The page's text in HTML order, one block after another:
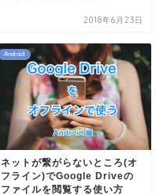
2018年6月23日
Android
ネットが繋がらないところ(オ
フライン)でGoogle Driveの
ファイルを閲覧する使い方